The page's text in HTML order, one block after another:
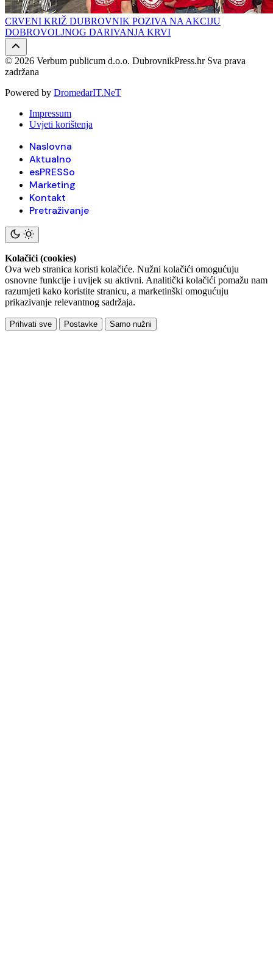
CRVENI KRIŽ DUBROVNIK POZIVA NA AKCIJU
DOBROVOLJNOG DARIVANJA KRVI
© 2026 Verbum publicum d.o.o. DubrovnikPress.hr Sva prava
zadržana
Powered by DromedarIT.NeT
Impressum
Uvjeti korištenja
Naslovna
Aktualno
esPRESSo
Marketing
Kontakt
Pretraživanje
Kolačići (cookies)
Ova web stranica koristi kolačiće. Nužni kolačići omogućuju
osnovne funkcije i uvijek su aktivni. Analitički kolačići pomažu nam
razumjeti kako koristite stranicu, a marketinški omogućuju
prikazivanje relevantnog sadržaja.
Prihvati sve Postavke Samo nužni